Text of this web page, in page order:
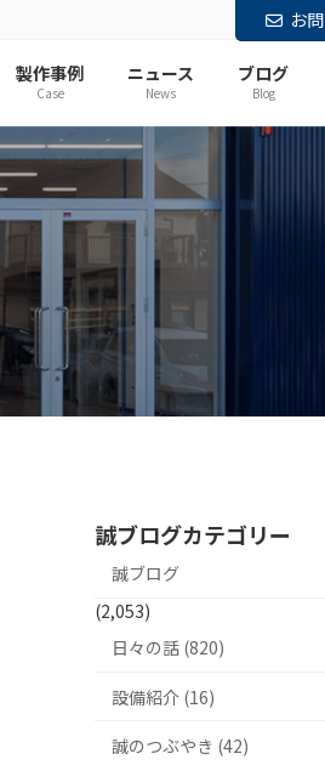
お
製作事例
Case
ニュース
News
ブログ
Blog
誠ブログカテゴリー
誠ブログ
(2,053)
日々の話 (820)
設備紹介 (16)
誠のつぶやき (42)